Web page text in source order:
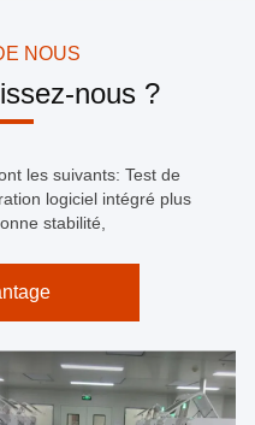
NOUS
nous ?
les suivants: Test de
logiciel intégré plus
stabilité,